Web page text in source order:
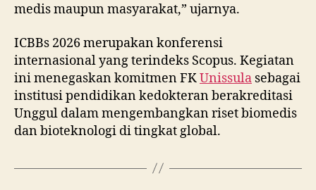
medis maupun masyarakat,” ujarnya.
ICBBs 2026 merupakan konferensi
internasional yang terindeks Scopus. Kegiatan
ini menegaskan komitmen FKUnissula sebagai
institusi pendidikan kedokteran berakreditasi
Unggul dalam mengembangkan riset biomedis
dan bioteknologi di tingkat global.